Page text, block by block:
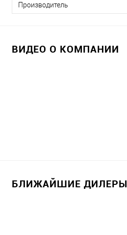
Производитель
ВИДЕО О КОМПАНИИ
БЛИЖАЙШИЕ ДИЛЕРЫ